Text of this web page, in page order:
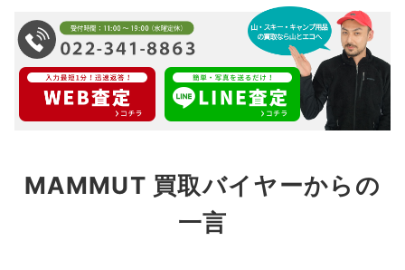
MAMMUT 買取バイヤーからの
一言